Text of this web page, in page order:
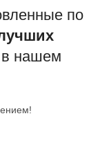
по
в нашем